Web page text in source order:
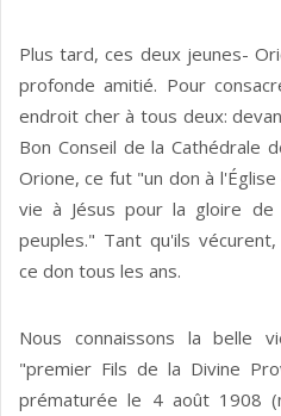
Plus tard, ces deux jeunes-
profonde amitié. Pour
endroit cher à tous deux:
Bon Conseil de la Cathédrale
Orione, ce fut "un don à
vie à Jésus pour la gloire
peuples." Tant qu'ils
ce don tous les ans.
Nous connaissons la belle
"premier Fils de la Divine
prématurée le 4 août 1908